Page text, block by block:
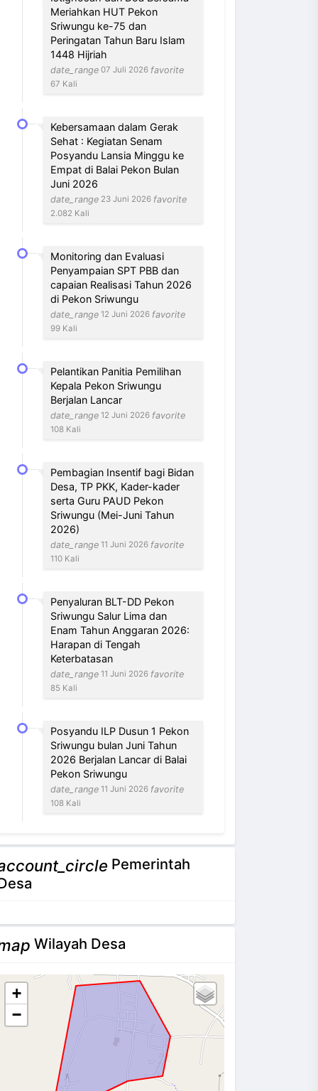
Meriahkan HUT Pekon
Sriwungu ke-75 dan
Peringatan Tahun Baru Islam
1448 Hijriah
date_range 07 Juli 2026 favorite
67 Kali
Kebersamaan dalam Gerak
Sehat : Kegiatan Senam
Posyandu Lansia Minggu ke
Empat di Balai Pekon Bulan
Juni 2026
date_range 23 Juni 2026 favorite
2.082 Kali
Monitoring dan Evaluasi
Penyampaian SPT PBB dan
capaian Realisasi Tahun 2026
di Pekon Sriwungu
date_range 12 Juni 2026 favorite
99 Kali
Pelantikan Panitia Pemilihan
Kepala Pekon Sriwungu
Berjalan Lancar
date_range 12 Juni 2026 favorite
108 Kali
Pembagian Insentif bagi Bidan
Desa, TP PKK, Kader-kader
serta Guru PAUD Pekon
Sriwungu (Mei-Juni Tahun
2026)
date_range 11 Juni 2026 favorite
110 Kali
Penyaluran BLT-DD Pekon
Sriwungu Salur Lima dan
Enam Tahun Anggaran 2026:
Harapan di Tengah
Keterbatasan
date_range 11 Juni 2026 favorite
85 Kali
Posyandu ILP Dusun 1 Pekon
Sriwungu bulan Juni Tahun
2026 Berjalan Lancar di Balai
Pekon Sriwungu
date_range 11 Juni 2026 favorite
108 Kali
Pemerintah
NEVI VILANTI, S.Kom
Wilayah Desa
+
−